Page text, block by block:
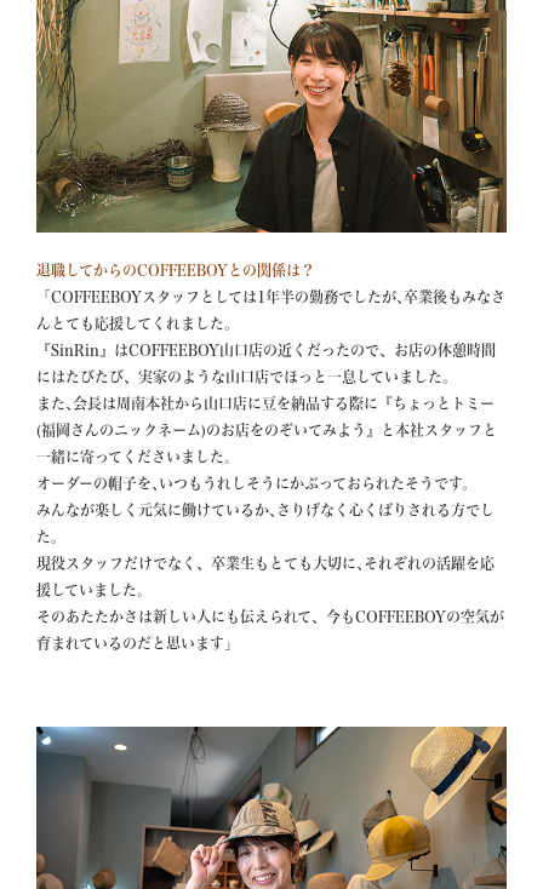
退職してからのCOFFEEBOYとの関係は？
「COFFEEBOYスタッフとしては1年半の勤務でしたが､卒業後もみなさ
んとても応援してくれました。
『SinRin』はCOFFEEBOY山口店の近くだったので、お店の休憩時間
にはたびたび、実家のような山口店でほっと一息していました。
また､会長は周南本社から山口店に豆を納品する際に『ちょっとトミー
(福岡さんのニックネーム)のお店をのぞいてみよう』と本社スタッフと
一緒に寄ってくださいました。
オーダーの帽子を､いつもうれしそうにかぶっておられたそうです。
みんなが楽しく元気に働けているか､さりげなく心くばりされる方でし
た。
現役スタッフだけでなく、卒業生もとても大切に､それぞれの活躍を応
援していました。
そのあたたかさは新しい人にも伝えられて、今もCOFFEEBOYの空気が